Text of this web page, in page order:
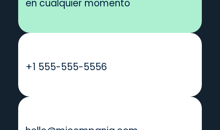
en cualquier momento
+1 555-555-5556